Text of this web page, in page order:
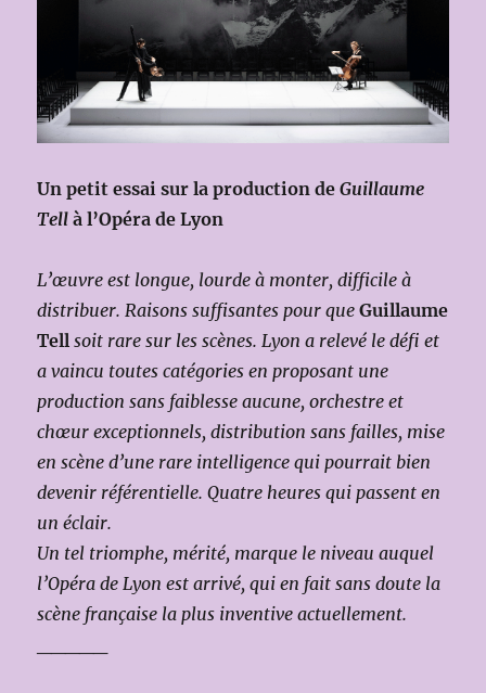
Un petit essai sur la production deGuillaume
Tell à l’Opéra de Lyon
L’œuvre est longue, lourde à monter, difficile à
distribuer. Raisons suffisantes pour queGuillaume
Tell soit rare sur les scènes. Lyon a relevé le défi et
a vaincu toutes catégories en proposant une
production sans faiblesse aucune, orchestre et
chœur exceptionnels, distribution sans failles, mise
en scène d’une rare intelligence qui pourrait bien
devenir référentielle. Quatre heures qui passent en
un éclair.
Un tel triomphe, mérité, marque le niveau auquel
l’Opéra de Lyon est arrivé, qui en fait sans doute la
scène française la plus inventive actuellement.